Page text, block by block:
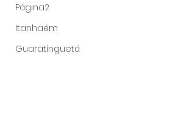
Página2
Itanhaém
Guaratinguetá